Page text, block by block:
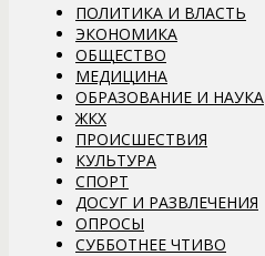
ПОЛИТИКА И ВЛАСТЬ
ЭКОНОМИКА
ОБЩЕСТВО
МЕДИЦИНА
ОБРАЗОВАНИЕ И НАУКА
ЖКХ
ПРОИСШЕСТВИЯ
КУЛЬТУРА
СПОРТ
ДОСУГ И РАЗВЛЕЧЕНИЯ
ОПРОСЫ
СУББОТНЕЕ ЧТИВО